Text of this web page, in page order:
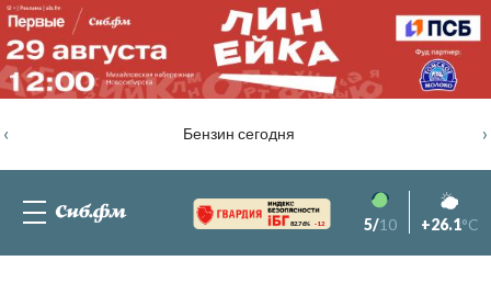
Бензин сегодня
‹ ›
82.76% -1.2 5/10 +26.1°C